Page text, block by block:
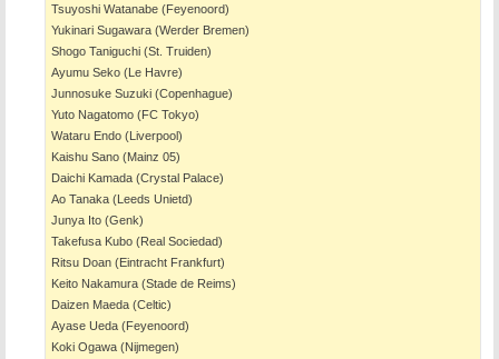
Tsuyoshi Watanabe (Feyenoord)
Yukinari Sugawara (Werder Bremen)
Shogo Taniguchi (St. Truiden)
Ayumu Seko (Le Havre)
Junnosuke Suzuki (Copenhague)
Yuto Nagatomo (FC Tokyo)
Wataru Endo (Liverpool)
Kaishu Sano (Mainz 05)
Daichi Kamada (Crystal Palace)
Ao Tanaka (Leeds Unietd)
Junya Ito (Genk)
Takefusa Kubo (Real Sociedad)
Ritsu Doan (Eintracht Frankfurt)
Keito Nakamura (Stade de Reims)
Daizen Maeda (Celtic)
Ayase Ueda (Feyenoord)
Koki Ogawa (Nijmegen)